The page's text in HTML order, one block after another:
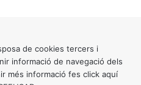
de cookies tercers i
informació de navegació dels
més informació fes click aquí